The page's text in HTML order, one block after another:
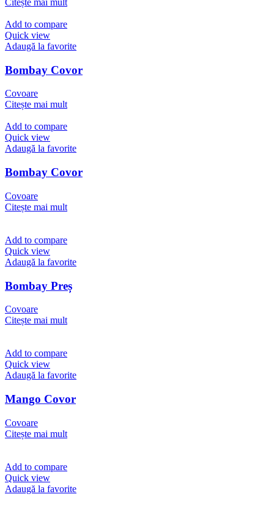
Citește mai mult
Add to compare
Quick view
Adaugă la favorite
Bombay Covor
Covoare
Citește mai mult
Add to compare
Quick view
Adaugă la favorite
Bombay Covor
Covoare
Citește mai mult
Add to compare
Quick view
Adaugă la favorite
Bombay Preș
Covoare
Citește mai mult
Add to compare
Quick view
Adaugă la favorite
Mango Covor
Covoare
Citește mai mult
Add to compare
Quick view
Adaugă la favorite